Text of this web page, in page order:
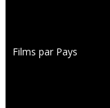
Films par Pays